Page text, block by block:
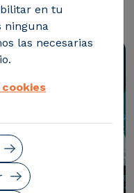
en tu
ninguna
las necesarias